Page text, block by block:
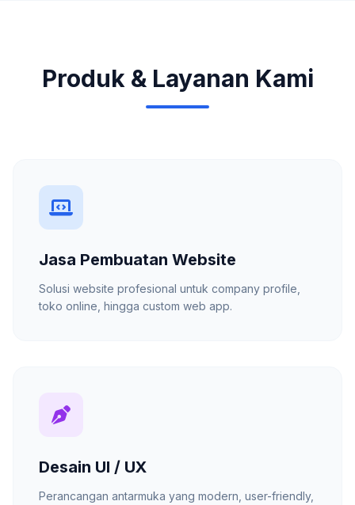
Produk & Layanan Kami
Jasa Pembuatan Website
Solusi website profesional untuk company profile,
toko online, hingga custom web app.
Desain UI / UX
Perancangan antarmuka yang modern, user-friendly,